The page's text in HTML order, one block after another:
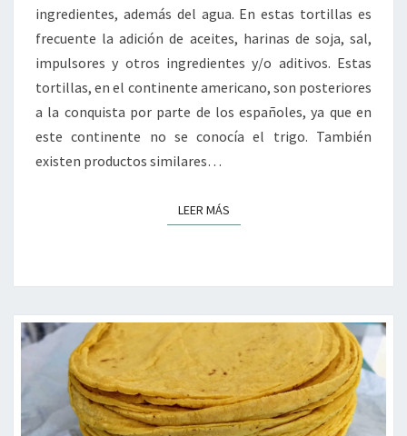
ingredientes, además del agua. En estas tortillas es
frecuente la adición de aceites, harinas de soja, sal,
impulsores y otros ingredientes y/o aditivos. Estas
tortillas, en el continente americano, son posteriores
a la conquista por parte de los españoles, ya que en
este continente no se conocía el trigo. También
existen productos similares…
LEER MÁSLEER MÁS